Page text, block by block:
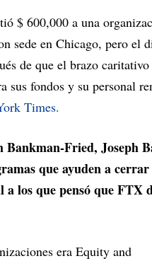
$ 600,000 a una
sede en Chicago, pero el
de que el brazo
sus fondos y su personal
Times.
Bankman-Fried, Joseph
que ayuden a
a los que pensó que FTX
era Equity and